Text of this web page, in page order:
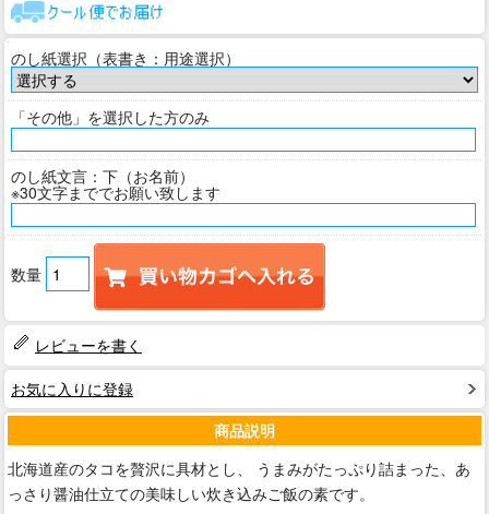
のし紙選択（表書き：用途選択）
「その他」を選択した方のみ
のし紙文言：下（お名前）
※30文字まででお願い致します
数量
レビューを書く
お気に入りに登録
商品説明
北海道産のタコを贅沢に具材とし、 うまみがたっぷり詰まった、あ
っさり醤油仕立ての美味しい炊き込みご飯の素です。